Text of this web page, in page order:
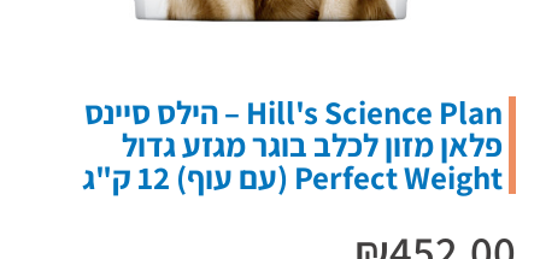
Hill's Science Plan – הילס סיינס
פלאן מזון לכלב בוגר מגזע גדול
Perfect Weight (עם עוף) 12 ק"ג